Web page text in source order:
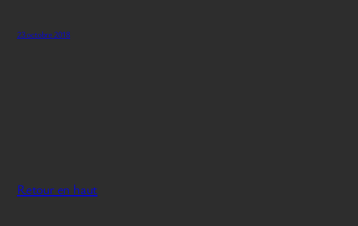
23 octobre 2018
Retour en haut